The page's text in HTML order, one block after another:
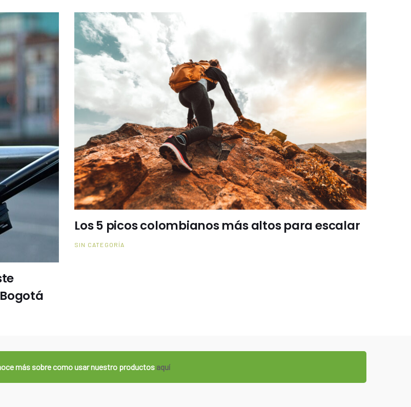
Los 5 picos colombianos más altos para escalar
SIN CATEGORÍA
más sobre como usar nuestro productos aquí